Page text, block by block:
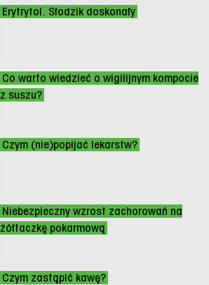
Erytrytol. Słodzik doskonały
Co warto wiedzieć o wigilijnym kompocie
z suszu?
Czym (nie)popijać lekarstw?
Niebezpieczny wzrost zachorowań na
żółtaczkę pokarmową
Czym zastąpić kawę?